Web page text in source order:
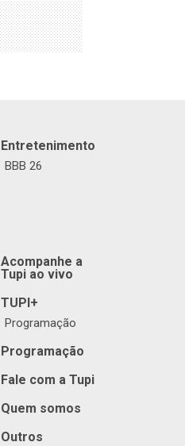
Entretenimento
BBB 26
Acompanhe a
Tupi ao vivo
TUPI+
Programação
Programação
Fale com a Tupi
Quem somos
Outros